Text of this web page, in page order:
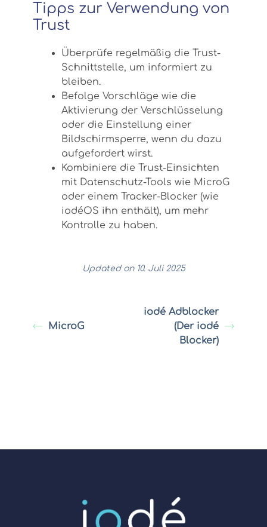
Tipps zur Verwendung von
Trust
Überprüfe regelmäßig die Trust-
Schnittstelle, um informiert zu
bleiben.
Befolge Vorschläge wie die
Aktivierung der Verschlüsselung
oder die Einstellung einer
Bildschirmsperre, wenn du dazu
aufgefordert wirst.
Kombiniere die Trust-Einsichten
mit Datenschutz-Tools wie MicroG
oder einem Tracker-Blocker (wie
iodéOS ihn enthält), um mehr
Kontrolle zu haben.
Updated on 10. Juli 2025
MicroG
iodé Adblocker
(Der iodé
Blocker)